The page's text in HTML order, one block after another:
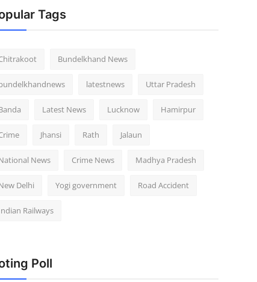
Tags
Bundelkhand News
latestnews Uttar Pradesh
Latest News Lucknow Hamirpur
Jhansi Rath Jalaun
News Crime News Madhya Pradesh
Delhi Yogi government Road Accident
Railways
Poll